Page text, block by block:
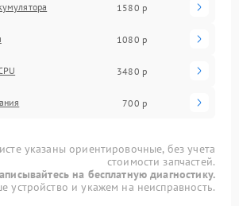
1580 р
1080 р
3480 р
700 р
указаны ориентировочные, без учета
стоимости запчастей.
на бесплатную диагностику.
устройство и укажем на неисправность.